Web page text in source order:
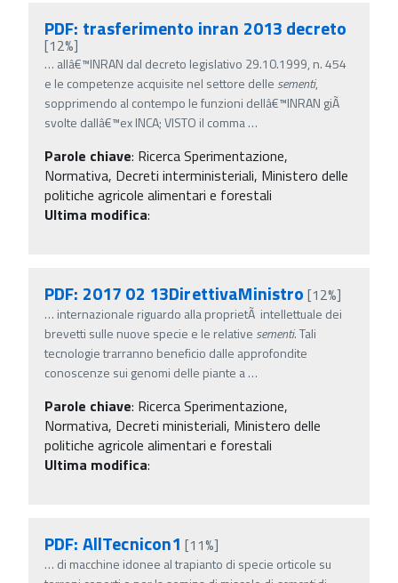
PDF: trasferimento inran 2013 decreto
[12%]
… allâ€™INRAN dal decreto legislativo 29.10.1999, n. 454
e le competenze acquisite nel settore delle sementi,
sopprimendo al contempo le funzioni dellâ€™INRAN giÃ
svolte dallâ€™ex INCA; VISTO il comma…
Parole chiave: Ricerca Sperimentazione,
Normativa, Decreti interministeriali, Ministero delle
politiche agricole alimentari e forestali
Ultima modifica:
PDF: 2017 02 13DirettivaMinistro [12%]
… internazionale riguardo alla proprietÃ intellettuale dei
brevetti sulle nuove specie e le relative sementi. Tali
tecnologie trarranno beneficio dalle approfondite
conoscenze sui genomi delle piante a…
Parole chiave: Ricerca Sperimentazione,
Normativa, Decreti ministeriali, Ministero delle
politiche agricole alimentari e forestali
Ultima modifica:
PDF: AllTecnicon1 [11%]
… di macchine idonee al trapianto di specie orticole su